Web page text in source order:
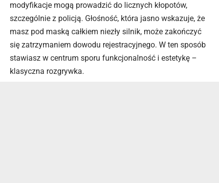
modyfikacje mogą prowadzić do licznych kłopotów,
szczególnie z policją. Głośność, która jasno wskazuje, że
masz pod maską całkiem niezły silnik, może zakończyć
się zatrzymaniem dowodu rejestracyjnego. W ten sposób
stawiasz w centrum sporu funkcjonalność i estetykę –
klasyczna rozgrywka.